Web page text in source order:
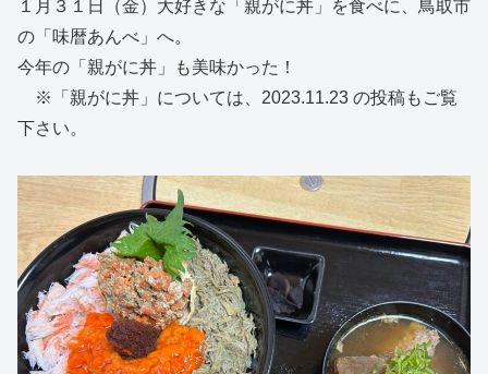
１月３１日（金）大好きな「親がに丼」を食べに、鳥取市
の「味暦あんべ」へ。
今年の「親がに丼」も美味かった！
※「親がに丼」については、2023.11.23 の投稿もご覧
下さい。